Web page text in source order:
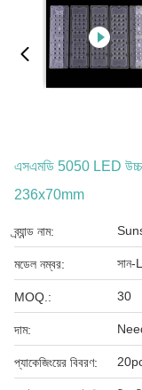
এসএমডি 5050 LED উচ্চ
236x70mm
ব্র্যান্ড নাম:
মডেল নম্বর:
MOQ.: 30
দাম:
প্যাকেজিংয়ের বিবরণ: